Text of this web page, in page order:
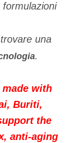
formulazioni
una
.
with
Buriti,
the
anti-aging